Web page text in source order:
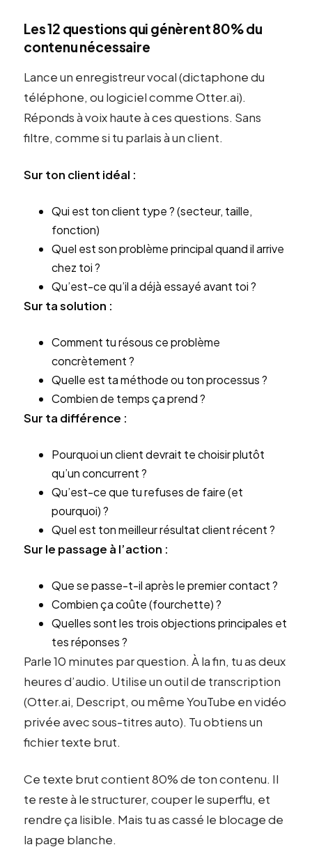
Les 12 questions qui génèrent 80% du
contenu nécessaire
Lance un enregistreur vocal (dictaphone du
téléphone, ou logiciel comme Otter.ai).
Réponds à voix haute à ces questions. Sans
filtre, comme si tu parlais à un client.
Sur ton client idéal :
Qui est ton client type ? (secteur, taille,
fonction)
Quel est son problème principal quand il arrive
chez toi ?
Qu’est-ce qu’il a déjà essayé avant toi ?
Sur ta solution :
Comment tu résous ce problème
concrètement ?
Quelle est ta méthode ou ton processus ?
Combien de temps ça prend ?
Sur ta différence :
Pourquoi un client devrait te choisir plutôt
qu’un concurrent ?
Qu’est-ce que tu refuses de faire (et
pourquoi) ?
Quel est ton meilleur résultat client récent ?
Sur le passage à l’action :
Que se passe-t-il après le premier contact ?
Combien ça coûte (fourchette) ?
Quelles sont les trois objections principales et
tes réponses ?
Parle 10 minutes par question. À la fin, tu as deux
heures d’audio. Utilise un outil de transcription
(Otter.ai, Descript, ou même YouTube en vidéo
privée avec sous-titres auto). Tu obtiens un
fichier texte brut.
Ce texte brut contient 80% de ton contenu. Il
te reste à le structurer, couper le superflu, et
rendre ça lisible. Mais tu as cassé le blocage de
la page blanche.